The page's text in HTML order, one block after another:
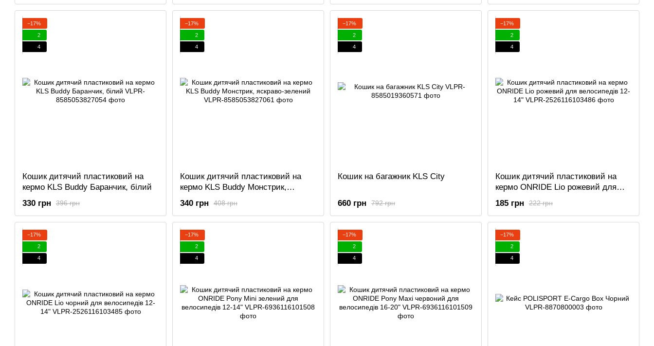
−17%
2
4
Кошик дитячий пластиковий на
кермо KLS Buddy Баранчик, білий
396 грн
330 грн
−17%
2
4
Кошик дитячий пластиковий на
кермо KLS Buddy Монстрик,
яскраво-зелений
408 грн
340 грн
−17%
2
4
Кошик на багажник KLS City
792 грн
660 грн
−17%
2
4
Кошик дитячий пластиковий на
кермо ONRIDE Lio рожевий для
велосипедів 12-14"
222 грн
185 грн
−17%
2
4
−17%
2
4
−17%
2
4
−17%
2
4